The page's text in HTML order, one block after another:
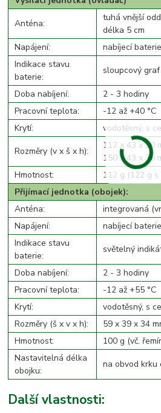
Anténa:
tuhá vnější
délka 5 cm
Napájení:
nabíjecí
Indikace stavu
baterie:
sloupcový
Doba nabíjení:
2 - 3 hodiny
Pracovní teplota:
-12 až +40 °C
Krytí:
vodotěsný, s
Rozměry (v x š x h):
112 x 43 x 30
150 x 43 x 30
Hmotnost:
112 g (122 g
Přijímací jednotka (obojek):
Anténa:
integrovaná
Napájení:
nabíjecí
Indikace stavu
baterie:
světelný
Doba nabíjení:
2 - 3 hodiny
Pracovní teplota:
-12 až +55 °C
Krytí:
vodotěsný, s
Rozměry (š x v x h):
59 x 39 x 34
Hmotnost:
100 g (vč.
Nastavitelná délka
obojku:
na obvod krku
Další vlastnosti: